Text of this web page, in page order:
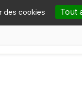
Mail :des cookies Tout